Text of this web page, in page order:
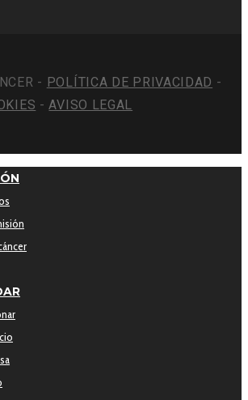
- POLÍTICA DE PRIVACIDAD -
-AVISO LEGAL